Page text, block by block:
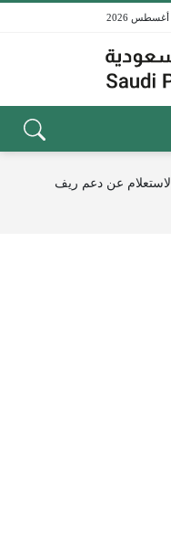
الاستعلام عن دعم ريف